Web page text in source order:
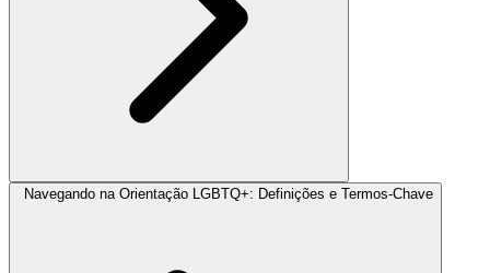
Navegando na Orientação LGBTQ+: Definições e Termos-Chave